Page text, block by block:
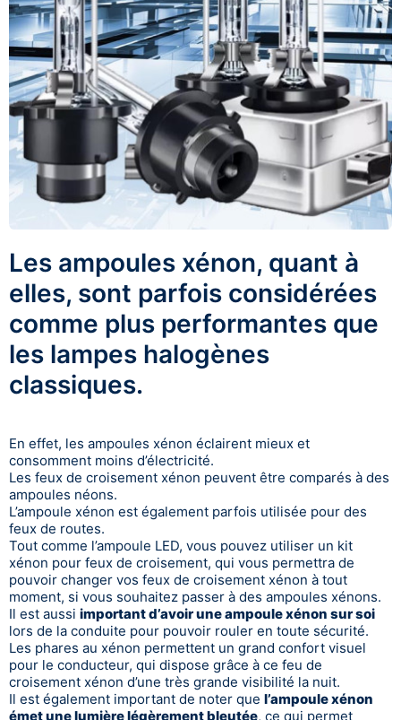
Les ampoules xénon, quant à
elles, sont parfois considérées
comme plus performantes que
les lampes halogènes
classiques.
En effet, les ampoules xénon éclairent mieux et
consomment moins d’électricité.
Les feux de croisement xénon peuvent être comparés à des
ampoules néons.
L’ampoule xénon est également parfois utilisée pour des
feux de routes.
Tout comme l’ampoule LED, vous pouvez utiliser un kit
xénon pour feux de croisement, qui vous permettra de
pouvoir changer vos feux de croisement xénon à tout
moment, si vous souhaitez passer à des ampoules xénons.
Il est aussi important d’avoir une ampoule xénon sur soi
lors de la conduite pour pouvoir rouler en toute sécurité.
Les phares au xénon permettent un grand confort visuel
pour le conducteur, qui dispose grâce à ce feu de
croisement xénon d’une très grande visibilité la nuit.
Il est également important de noter que l’ampoule xénon
émet une lumière légèrement bleutée, ce qui permet